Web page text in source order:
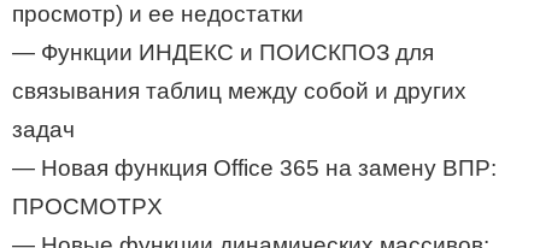
просмотр) и ее недостатки
— Функции ИНДЕКС и ПОИСКПОЗ для
связывания таблиц между собой и других
задач
— Новая функция Office 365 на замену ВПР:
ПРОСМОТРX